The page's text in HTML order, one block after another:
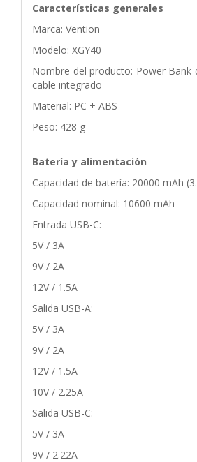
Características generales
Marca: Vention
Modelo: XGY40
Nombre del producto: Power Bank
cable integrado
Material: PC + ABS
Peso: 428 g
Batería y alimentación
Capacidad de batería: 20000 mAh
Capacidad nominal: 10600 mAh
Entrada USB-C:
5V / 3A
9V / 2A
12V / 1.5A
Salida USB-A:
5V / 3A
9V / 2A
12V / 1.5A
10V / 2.25A
Salida USB-C:
5V / 3A
9V / 2.22A